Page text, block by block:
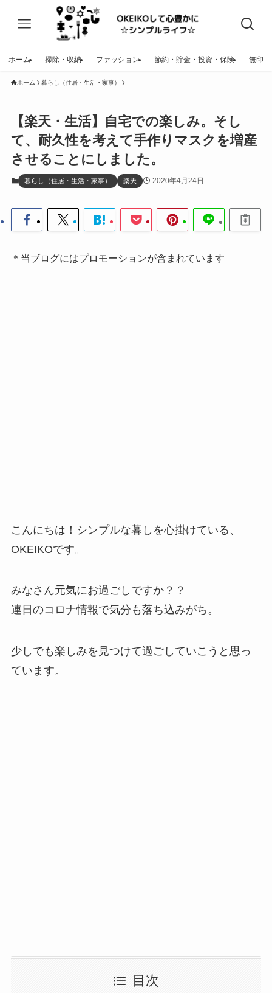
ホーム 掃除・収納 ファッション 節約・貯金・投資・保険 無印
ホーム 暮らし（住居・生活・家事）
【楽天・生活】自宅での楽しみ。そし
て、耐久性を考えて手作りマスクを増産
させることにしました。
暮らし（住居・生活・家事） 楽天 2020年4月24日
＊当ブログにはプロモーションが含まれています
こんにちは！シンプルな暮しを心掛けている、
OKEIKOです。
みなさん元気にお過ごしですか？？
連日のコロナ情報で気分も落ち込みがち。
少しでも楽しみを見つけて過ごしていこうと思っ
ています。
目次